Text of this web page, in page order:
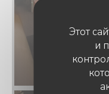
Этот
и